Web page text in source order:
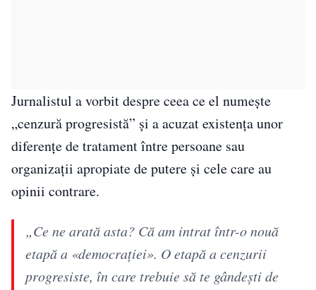
Jurnalistul a vorbit despre ceea ce el numește
„cenzură progresistă” și a acuzat existența unor
diferențe de tratament între persoane sau
organizații apropiate de putere și cele care au
opinii contrare.
„Ce ne arată asta? Că am intrat într-o nouă
etapă a «democrației». O etapă a cenzurii
progresiste, în care trebuie să te gândești de